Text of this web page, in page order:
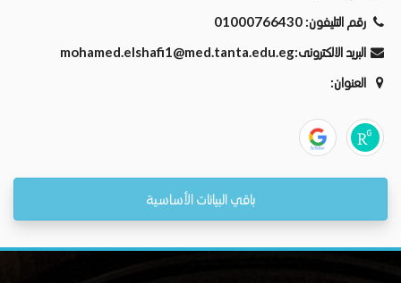
رقم التليفون: 01000766430
البريد الالكترونى:mohamed.elshafi1@med.tanta.edu.eg
العنوان:
باقي البيانات الأساسية